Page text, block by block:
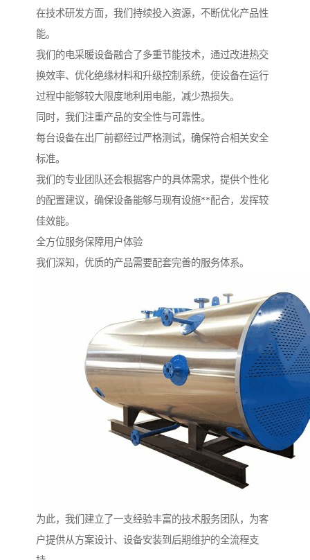
在技术研发方面，我们持续投入资源，不断优化产品性
能。
我们的电采暖设备融合了多重节能技术，通过改进热交
换效率、优化绝缘材料和升级控制系统，使设备在运行
过程中能够较大限度地利用电能，减少热损失。
同时，我们注重产品的安全性与可靠性。
每台设备在出厂前都经过严格测试，确保符合相关安全
标准。
我们的专业团队还会根据客户的具体需求，提供个性化
的配置建议，确保设备能够与现有设施**配合，发挥较
佳效能。
全方位服务保障用户体验
我们深知，优质的产品需要配套完善的服务体系。
为此，我们建立了一支经验丰富的技术服务团队，为客
户提供从方案设计、设备安装到后期维护的全流程支